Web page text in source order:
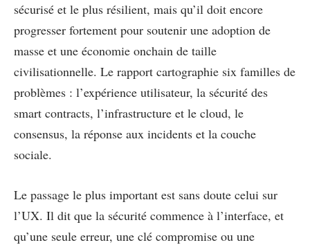
sécurisé et le plus résilient, mais qu’il doit encore
progresser fortement pour soutenir une adoption de
masse et une économie onchain de taille
civilisationnelle. Le rapport cartographie six familles de
problèmes : l’expérience utilisateur, la sécurité des
smart contracts, l’infrastructure et le cloud, le
consensus, la réponse aux incidents et la couche
sociale.
Le passage le plus important est sans doute celui sur
l’UX. Il dit que la sécurité commence à l’interface, et
qu’une seule erreur, une clé compromise ou une